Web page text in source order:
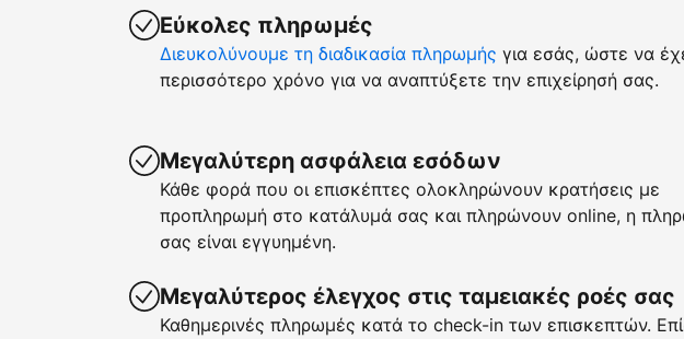
Εύκολες πληρωμές
Διευκολύνουμε τη διαδικασία πληρωμής για εσάς, ώστε να
περισσότερο χρόνο για να αναπτύξετε την επιχείρησή σας.
Μεγαλύτερη ασφάλεια εσόδων
Κάθε φορά που οι επισκέπτες ολοκληρώνουν κρατήσεις με
προπληρωμή στο κατάλυμά σας και πληρώνουν online, η
σας είναι εγγυημένη.
Μεγαλύτερος έλεγχος στις ταμειακές ροές σας
Καθημερινές πληρωμές κατά το check-in των επισκεπτών.